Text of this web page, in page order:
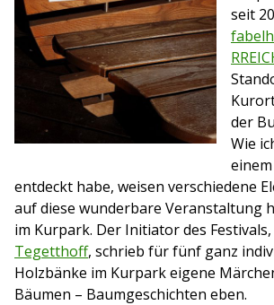
seit
der
Wie
entdeckt habe, weisen verschiedene
auf diese wunderbare Veranstaltung
im Kurpark. Der Initiator des Festivals,
Tegetthoff, schrieb für fünf ganz
Holzbänke im Kurpark eigene
Bäumen – Baumgeschichten eben.